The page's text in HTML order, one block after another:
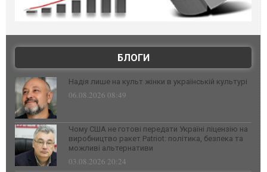
БЛОГИ
Надія лише на культ жінки в українській культурі
06.08.2026 08:49
Чому США не готові передати Україні ліцензію на
виробництво ракет Patriot: політика, безпека та
можливі альтернативи
03.08.2026 20:24